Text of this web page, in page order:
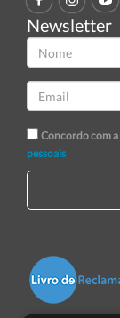
Newsletter
Concordo com a
pessoais